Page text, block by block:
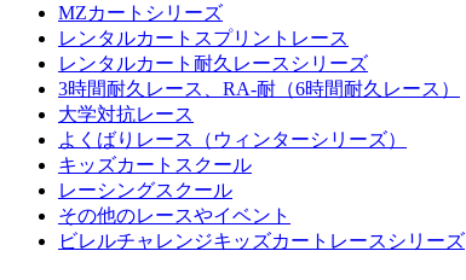
MZカートシリーズ
レンタルカートスプリントレース
レンタルカート耐久レースシリーズ
3時間耐久レース、RA-耐（6時間耐久レース）
大学対抗レース
よくばりレース（ウィンターシリーズ）
キッズカートスクール
レーシングスクール
その他のレースやイベント
ビレルチャレンジキッズカートレースシリーズ